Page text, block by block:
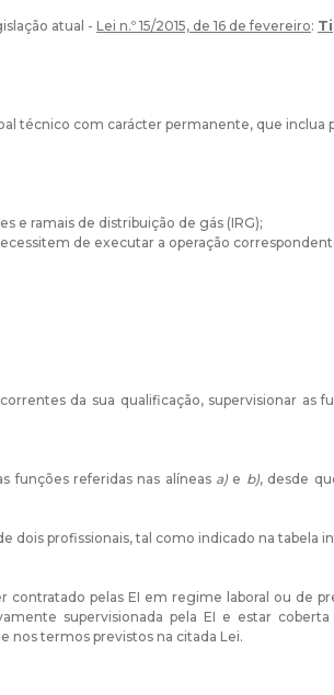
atual - Lei n.º 15/2015, de 16 de fevereiro:
técnico com carácter permanente, que inclua
e ramais de distribuição de gás (IRG);
de executar a operação
da sua qualificação, supervisionar as
funções referidas nas alíneas a) e b), desde
dois profissionais, tal como indicado na tabela
contratado pelas EI em regime laboral ou de
supervisionada pela EI e estar
termos previstos na citada Lei.